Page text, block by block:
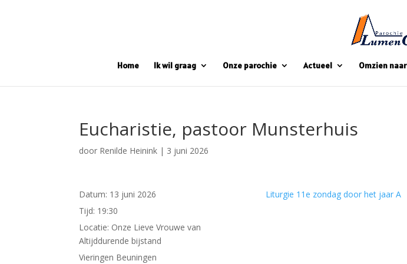
Home Ik wil graag Onze parochie Actueel Omzien naar
Eucharistie, pastoor Munsterhuis
door Renilde Heinink | 3 juni 2026
Datum: 13 juni 2026
Tijd: 19:30
Locatie: Onze Lieve Vrouwe van
Altijddurende bijstand
Vieringen Beuningen
Liturgie 11e zondag door het jaar A